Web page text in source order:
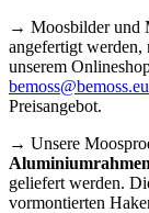
→ Moosbilder und
angefertigt werden,
unserem
bemoss@bemoss.eu
Preisangebot.
→ Unsere
Aluminiumrahmen
geliefert werden.
vormontierten